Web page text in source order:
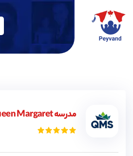
مدرسه Queen Margaret